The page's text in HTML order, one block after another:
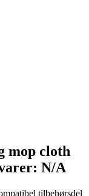
mop cloth
N/A
tilbehørsdel